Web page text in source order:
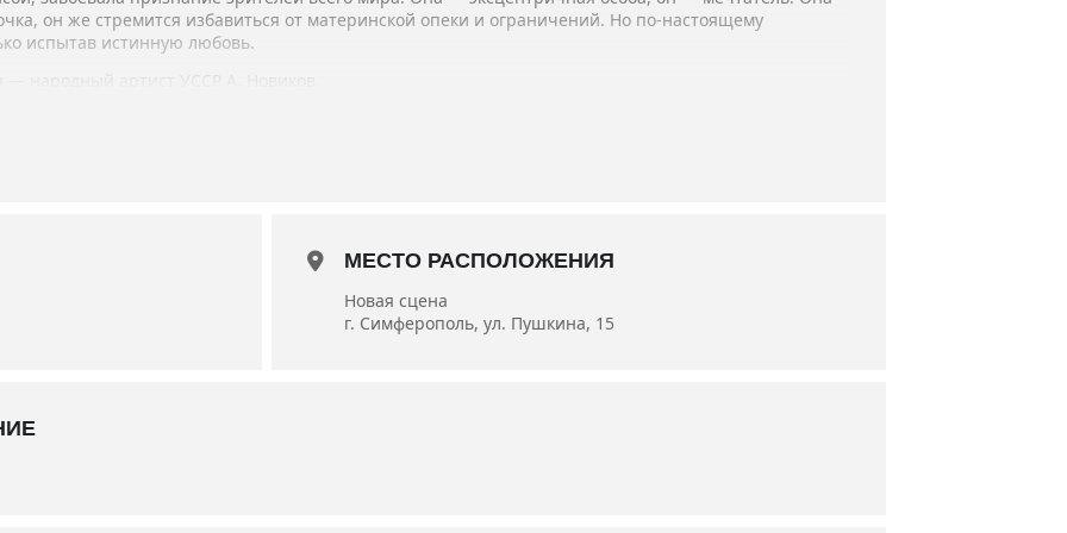
он же стремится избавиться от материнской опеки и ограничений. Но по-настоящему
испытав истинную любовь.
года.
МЕСТО РАСПОЛОЖЕНИЯ
Новая сцена
г. Симферополь, ул. Пушкина, 15